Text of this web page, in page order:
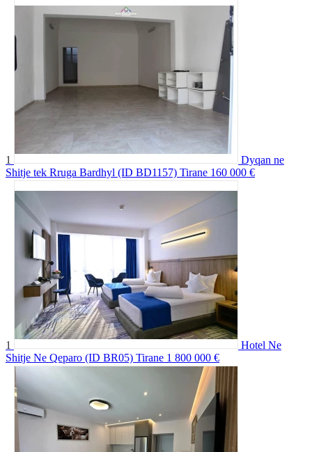
1
Dyqan ne
Shitje tek Rruga Bardhyl (ID BD1157) Tirane 160 000 €
1
Hotel Ne
Shitje Ne Qeparo (ID BR05) Tirane 1 800 000 €